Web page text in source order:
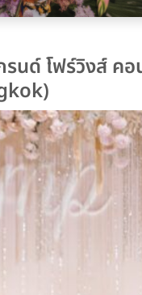
นด์ โฟร์วิงส์ คอ